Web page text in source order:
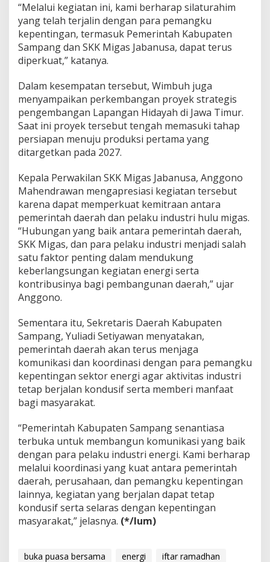
“Melalui kegiatan ini, kami berharap silaturahim
yang telah terjalin dengan para pemangku
kepentingan, termasuk Pemerintah Kabupaten
Sampang dan SKK Migas Jabanusa, dapat terus
diperkuat,” katanya.
Dalam kesempatan tersebut, Wimbuh juga
menyampaikan perkembangan proyek strategis
pengembangan Lapangan Hidayah di Jawa Timur.
Saat ini proyek tersebut tengah memasuki tahap
persiapan menuju produksi pertama yang
ditargetkan pada 2027.
Kepala Perwakilan SKK Migas Jabanusa, Anggono
Mahendrawan mengapresiasi kegiatan tersebut
karena dapat memperkuat kemitraan antara
pemerintah daerah dan pelaku industri hulu migas.
“Hubungan yang baik antara pemerintah daerah,
SKK Migas, dan para pelaku industri menjadi salah
satu faktor penting dalam mendukung
keberlangsungan kegiatan energi serta
kontribusinya bagi pembangunan daerah,” ujar
Anggono.
Sementara itu, Sekretaris Daerah Kabupaten
Sampang, Yuliadi Setiyawan menyatakan,
pemerintah daerah akan terus menjaga
komunikasi dan koordinasi dengan para pemangku
kepentingan sektor energi agar aktivitas industri
tetap berjalan kondusif serta memberi manfaat
bagi masyarakat.
“Pemerintah Kabupaten Sampang senantiasa
terbuka untuk membangun komunikasi yang baik
dengan para pelaku industri energi. Kami berharap
melalui koordinasi yang kuat antara pemerintah
daerah, perusahaan, dan pemangku kepentingan
lainnya, kegiatan yang berjalan dapat tetap
kondusif serta selaras dengan kepentingan
masyarakat,” jelasnya. (*/lum)
buka puasa bersama energi
iftar ramadhan